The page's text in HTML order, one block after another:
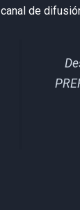
canal de